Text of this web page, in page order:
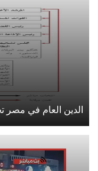
الدين العام في مصر